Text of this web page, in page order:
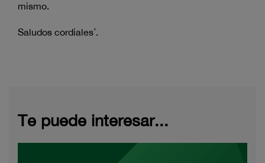
mismo.
Saludos cordiales´.
Te puede interesar...